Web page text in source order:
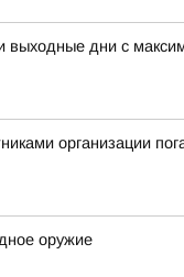
дни с
организации
оружие